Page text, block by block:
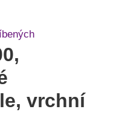
vrchní